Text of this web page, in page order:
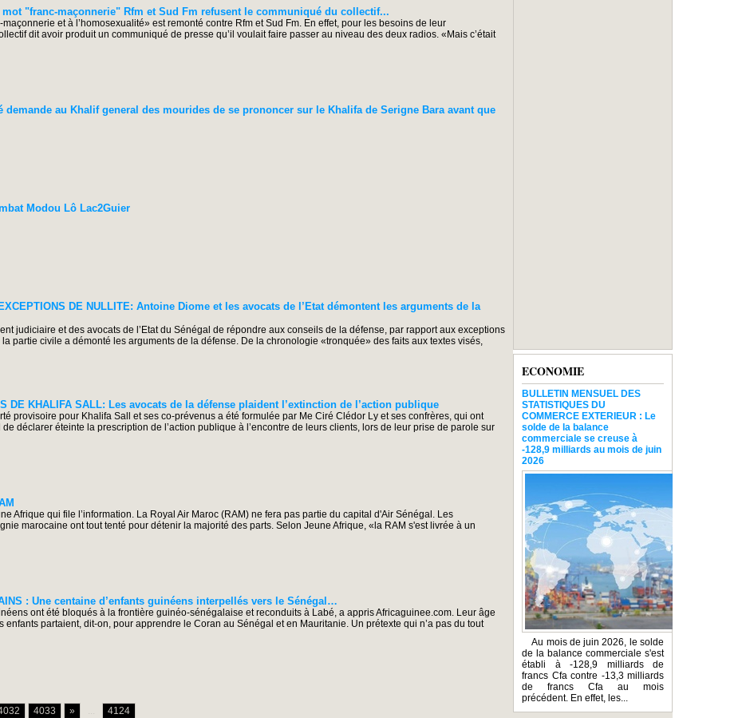
"franc-maçonnerie" Rfm et Sud Fm refusent le communiqué du collectif...
et à l’homosexualité» est remonté contre Rfm et Sud Fm. En effet, pour les besoins de leur
dit avoir produit un communiqué de presse qu’il voulait faire passer au niveau des deux radios. «Mais c’était
demande au Khalif general des mourides de se prononcer sur le Khalifa de Serigne Bara avant que
Modou Lô Lac2Guier
DE NULLITE: Antoine Diome et les avocats de l’Etat démontent les arguments de la
judiciaire et des avocats de l’Etat du Sénégal de répondre aux conseils de la défense, par rapport aux exceptions
partie civile a démonté les arguments de la défense. De la chronologie «tronquée» des faits aux textes visés,
DE KHALIFA SALL: Les avocats de la défense plaident l’extinction de l’action publique
provisoire pour Khalifa Sall et ses co-prévenus a été formulée par Me Ciré Clédor Ly et ses confrères, qui ont
déclarer éteinte la prescription de l’action publique à l’encontre de leurs clients, lors de leur prise de parole sur
Afrique qui file l’information. La Royal Air Maroc (RAM) ne fera pas partie du capital d'Air Sénégal. Les
marocaine ont tout tenté pour détenir la majorité des parts. Selon Jeune Afrique, «la RAM s'est livrée à un
: Une centaine d’enfants guinéens interpellés vers le Sénégal…
ont été bloqués à la frontière guinéo-sénégalaise et reconduits à Labé, a appris Africaguinee.com. Leur âge
enfants partaient, dit-on, pour apprendre le Coran au Sénégal et en Mauritanie. Un prétexte qui n’a pas du tout
4033 » ... 4124
ECONOMIE
BULLETIN MENSUEL DES
STATISTIQUES DU
COMMERCE EXTERIEUR : Le
solde de la balance
commerciale se creuse à
-128,9 milliards au mois de juin
2026
Au mois de juin 2026, le solde
de la balance commerciale s'est
établi à -128,9 milliards de
francs Cfa contre -13,3 milliards
de francs Cfa au mois
précédent. En effet, les...